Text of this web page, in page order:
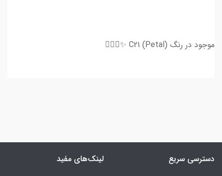
موجود در رنگ C21 (Petal) ✨💆🏻‍♀
دسترسی سریع لینک‌های مفید